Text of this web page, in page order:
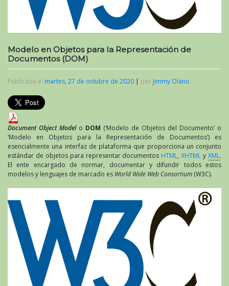
Modelo en Objetos para la Representación de
Documentos (DOM)
Publicada el martes, 27 de octubre de 2020 | por Jimmy Olano
Document Object Modelo DOM (‘Modelo de Objetos del Documento’ o
‘Modelo en Objetos para la Representación de Documentos’) es
esencialmente una interfaz de plataforma que proporciona un conjunto
estándar de objetos para representar documentos HTML,XHTML yXML.
El ente encargado de normar, documentar y difundir todos estos
modelos y lenguajes de marcado es World Wide Web Consortium (W3C).